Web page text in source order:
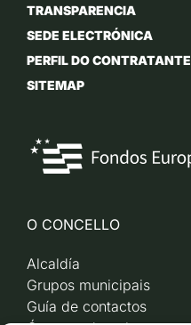
TRANSPARENCIA
SEDE ELECTRÓNICA
PERFIL DO CONTRATANTE
SITEMAP
O CONCELLO
Alcaldía
Grupos municipais
Guía de contactos